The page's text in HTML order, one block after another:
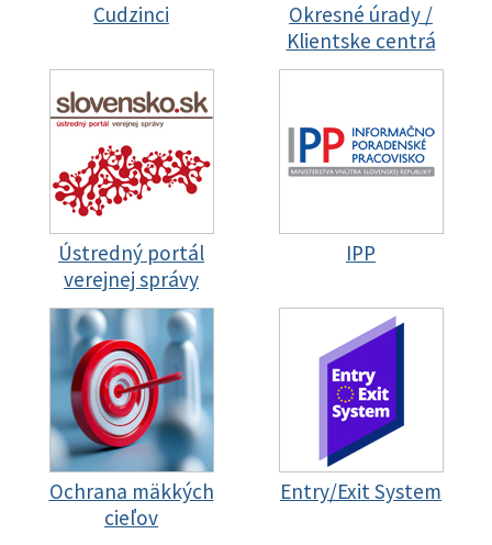
Cudzinci
Okresné úrady /
Klientske centrá
Ústredný portál
verejnej správy
IPP
Ochrana mäkkých
cieľov
Entry/Exit System